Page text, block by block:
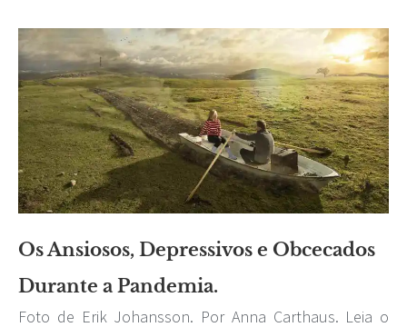
Os Ansiosos, Depressivos e Obcecados
Durante a Pandemia.
Foto de Erik Johansson. Por Anna Carthaus. Leia o